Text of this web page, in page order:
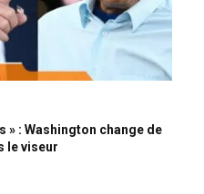
» : Washington change de
le viseur